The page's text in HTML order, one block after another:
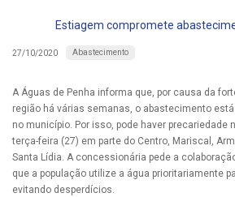
Estiagem compromete
27/10/2020 Abastecimento
A Águas de Penha informa que, por causa da
região há várias semanas, o abastecimento
no município. Por isso, pode haver precariedade
terça-feira (27) em parte do Centro, Mariscal,
Santa Lídia. A concessionária pede a
que a população utilize a água prioritariamente
evitando desperdícios.